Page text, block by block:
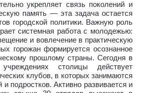
укрепляет связь поколений и
память — эта задача остается
городской политики. Важную роль
системная работа с молодежью:
и вовлечение в практическую
горожан формируется осознанное
прошлому страны. Сегодня в
учреждениях столицы действует
клубов, в которых занимаются
подростков. Активно развивается и